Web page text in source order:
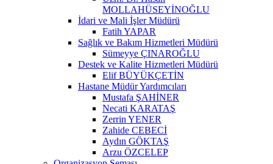
MOLLAHÜSEYİNOĞLU
İdari ve Mali İşler Müdürü
Fatih YAPAR
Sağlık ve Bakım Hizmetleri Müdürü
Sümeyye ÇINAROĞLU
Destek ve Kalite Hizmetleri Müdürü
Elif BÜYÜKÇETİN
Hastane Müdür Yardımcıları
Mustafa ŞAHİNER
Necati KARATAŞ
Zerrin YENER
Zahide CEBECİ
Aydın GÖKTAŞ
Arzu ÖZCELEP